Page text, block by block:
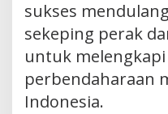
sukses
sekeping perak
untuk
perbendaharaan
Indonesia.